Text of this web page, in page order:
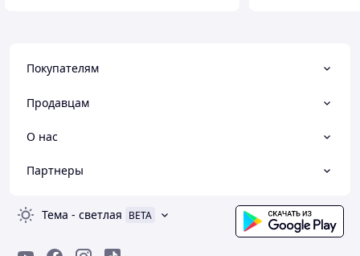
Покупателям
Продавцам
О нас
Партнеры
Тема - светлая BETA